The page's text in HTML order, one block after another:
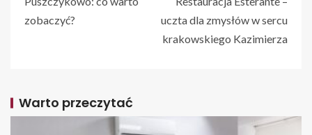
zobaczyć?
uczta dla zmysłów w sercu
krakowskiego Kazimierza
Warto przeczytać